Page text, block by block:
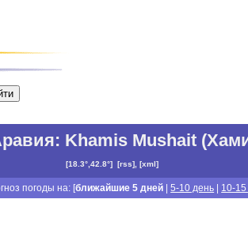
: Khamis Mushait
[18.3°,42.8°] [rss], [xml]
погоды на: [ближайшие 5 дней |5-10 день 10-